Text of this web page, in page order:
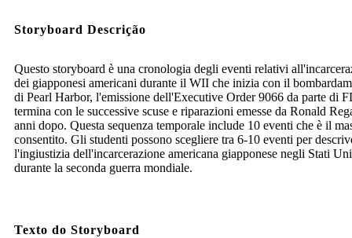
Storyboard Descrição
Questo storyboard è una cronologia degli eventi relativi
dei giapponesi americani durante il WII che inizia con il
di Pearl Harbor, l'emissione dell'Executive Order 9066 da parte di
termina con le successive scuse e riparazioni emesse da Ronald
anni dopo. Questa sequenza temporale include 10 eventi che è il
consentito. Gli studenti possono scegliere tra 6-10 eventi per
l'ingiustizia dell'incarcerazione americana giapponese negli Stati
durante la seconda guerra mondiale.
Texto do Storyboard